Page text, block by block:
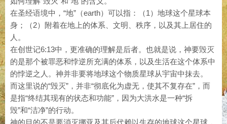
在圣经语境中，“地”（earth）可以指：（1）地球这个星球本
身；（2）附着在地上的体系、文明、秩序，以及其上居住的
人。
在创世记6:13中，更准确的理解是后者。也就是说，神要毁灭
的是那个被罪恶和悖逆所充满的体系，以及生活在这个体系中
的悖逆之人。神并非要将地球这个物质星球从宇宙中抹去。
而这里说的“毁灭”，并非“彻底化为虚无，使其不复存在”，而
是指“终结其现有的状态和功能”，因为大洪水是一种“拆
毁”和“洁净”的行动。
神的目的不是要消灭挪亚及其后代赖以生存的地球这个星球，